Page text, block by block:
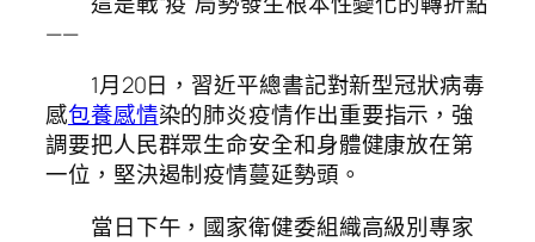
——
1月20日，習近平總書記對新型冠狀病毒
感包養感情染的肺炎疫情作出重要指示，強
調要把人民群眾生命安全和身體健康放在第
一位，堅決遏制疫情蔓延勢頭。
當日下午，國家衛健委組織高級別專家